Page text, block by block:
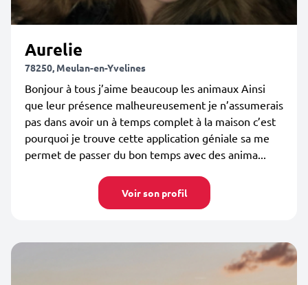
Aurelie
78250, Meulan-en-Yvelines
Bonjour à tous j’aime beaucoup les animaux Ainsi
que leur présence malheureusement je n’assumerais
pas dans avoir un à temps complet à la maison c’est
pourquoi je trouve cette application géniale sa me
permet de passer du bon temps avec des anima...
Voir son profil